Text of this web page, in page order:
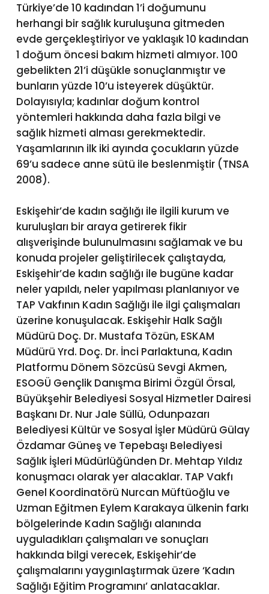
Türkiye’de 10 kadından 1’i doğumunu
herhangi bir sağlık kuruluşuna gitmeden
evde gerçekleştiriyor ve yaklaşık 10 kadından
1 doğum öncesi bakım hizmeti almıyor. 100
gebelikten 21’i düşükle sonuçlanmıştır ve
bunların yüzde 10’u isteyerek düşüktür.
Dolayısıyla; kadınlar doğum kontrol
yöntemleri hakkında daha fazla bilgi ve
sağlık hizmeti alması gerekmektedir.
Yaşamlarının ilk iki ayında çocukların yüzde
69’u sadece anne sütü ile beslenmiştir (TNSA
2008).
Eskişehir’de kadın sağlığı ile ilgili kurum ve
kuruluşları bir araya getirerek fikir
alışverişinde bulunulmasını sağlamak ve bu
konuda projeler geliştirilecek çalıştayda,
Eskişehir’de kadın sağlığı ile bugüne kadar
neler yapıldı, neler yapılması planlanıyor ve
TAP Vakfının Kadın Sağlığı ile ilgi çalışmaları
üzerine konuşulacak. Eskişehir Halk Sağlı
Müdürü Doç. Dr. Mustafa Tözün, ESKAM
Müdürü Yrd. Doç. Dr. İnci Parlaktuna, Kadın
Platformu Dönem Sözcüsü Sevgi Akmen,
ESOGÜ Gençlik Danışma Birimi Özgül Örsal,
Büyükşehir Belediyesi Sosyal Hizmetler Dairesi
Başkanı Dr. Nur Jale Süllü, Odunpazarı
Belediyesi Kültür ve Sosyal İşler Müdürü Gülay
Özdamar Güneş ve Tepebaşı Belediyesi
Sağlık İşleri Müdürlüğünden Dr. Mehtap Yıldız
konuşmacı olarak yer alacaklar. TAP Vakfı
Genel Koordinatörü Nurcan Müftüoğlu ve
Uzman Eğitmen Eylem Karakaya ülkenin farkı
bölgelerinde Kadın Sağlığı alanında
uyguladıkları çalışmaları ve sonuçları
hakkında bilgi verecek, Eskişehir’de
çalışmalarını yaygınlaştırmak üzere ‘Kadın
Sağlığı Eğitim Programını’ anlatacaklar.